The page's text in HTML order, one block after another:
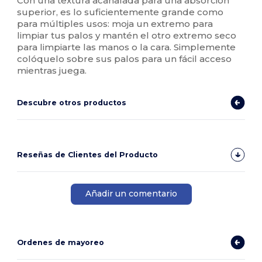
superior, es lo suficientemente grande como
para múltiples usos: moja un extremo para
limpiar tus palos y mantén el otro extremo seco
para limpiarte las manos o la cara. Simplemente
colóquelo sobre sus palos para un fácil acceso
mientras juega.
Descubre otros productos
Reseñas de Clientes del Producto
Añadir un comentario
Ordenes de mayoreo